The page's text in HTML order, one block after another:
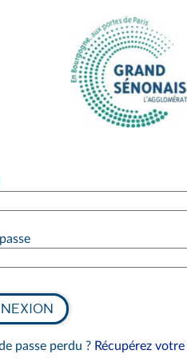
Consulter le site
passe perdu ? Récupérez votre